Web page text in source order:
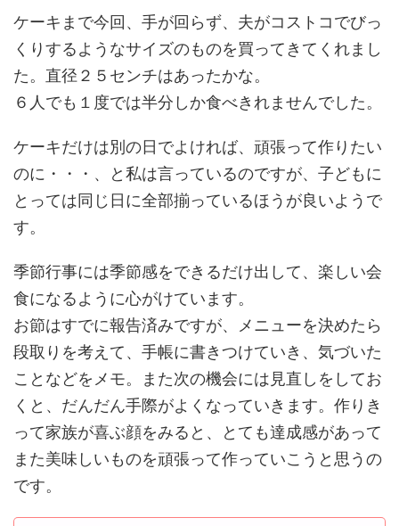
ケーキまで今回、手が回らず、夫がコストコでびっ
くりするようなサイズのものを買ってきてくれまし
た。直径２５センチはあったかな。
６人でも１度では半分しか食べきれませんでした。
ケーキだけは別の日でよければ、頑張って作りたい
のに・・・、と私は言っているのですが、子どもに
とっては同じ日に全部揃っているほうが良いようで
す。
季節行事には季節感をできるだけ出して、楽しい会
食になるように心がけています。
お節はすでに報告済みですが、メニューを決めたら
段取りを考えて、手帳に書きつけていき、気づいた
ことなどをメモ。また次の機会には見直しをしてお
くと、だんだん手際がよくなっていきます。作りき
って家族が喜ぶ顔をみると、とても達成感があって
また美味しいものを頑張って作っていこうと思うの
です。